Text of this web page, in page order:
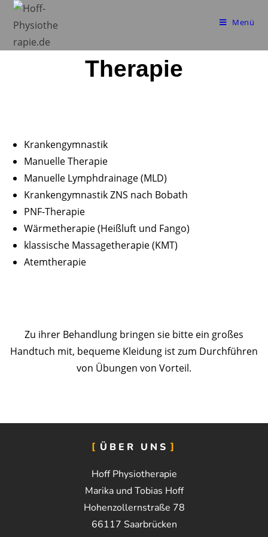
Menü
Therapie
Krankengymnastik
Manuelle Therapie
Manuelle Lymphdrainage (MLD)
Krankengymnastik ZNS nach Bobath
PNF-Therapie
Wärmetherapie (Heißluft und Fango)
klassische Massagetherapie (KMT)
Atemtherapie
Zu ihrer Behandlung bringen sie bitte ein großes
Handtuch mit, bequeme Kleidung ist zum Durchführen
von Übungen von Vorteil.
ÜBER UNS
Hoff Physiotherapie
Marika und Tobias Hoff
Hohenzollernstraße 78
66117 Saarbrücken